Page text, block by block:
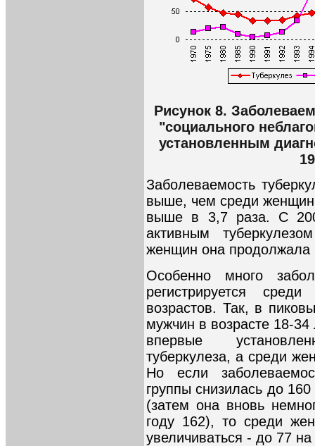
Рисунок 8.
"социального
установленным
Заболеваемость
выше, чем среди
выше в 3,7 раза. С
активным
женщин она продолжала
Особенно много
регистрируется
возрастов. Так, в
мужчин в возрасте 18-
впервые
туберкулеза, а среди
Но если
группы снизилась до
(затем она вновь
году 162), то среди
увеличиваться - до 77